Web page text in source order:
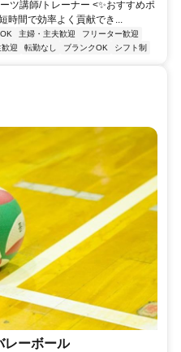
ツ講師/トレーナー <✨おすすめポ
時間で効率よく貢献でき...
主婦・主夫歓迎
フリーター歓迎
迎 転勤なし ブランクOK シフト制
ーボール